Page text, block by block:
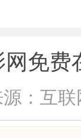
免费
源：互联